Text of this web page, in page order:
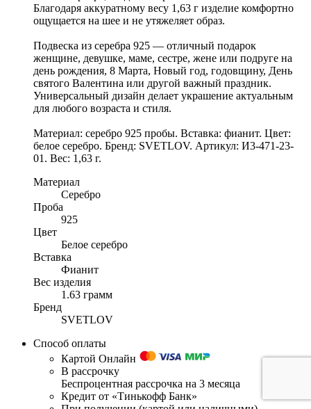
Благодаря аккуратному весу 1,63 г изделие комфортно
ощущается на шее и не утяжеляет образ.
Подвеска из серебра 925 — отличный подарок
женщине, девушке, маме, сестре, жене или подруге на
день рождения, 8 Марта, Новый год, годовщину, День
святого Валентина или другой важный праздник.
Универсальный дизайн делает украшение актуальным
для любого возраста и стиля.
Материал: серебро 925 пробы. Вставка: фианит. Цвет:
белое серебро. Бренд: SVETLOV. Артикул: И3-471-23-
01. Вес: 1,63 г.
Материал
Серебро
Проба
925
Цвет
Белое серебро
Вставка
Фианит
Вес изделия
1.63 грамм
Бренд
SVETLOV
Способ оплаты
Картой Онлайн
В рассрочку
Беспроцентная рассрочка на 3 месяца
Кредит от «Тинькофф Банк»